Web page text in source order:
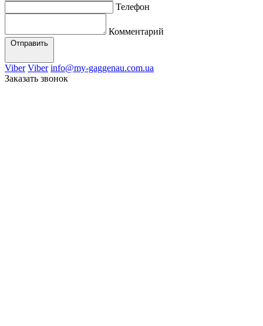
Телефон
Комментарий
Отправить
Viber Viber info@my-gaggenau.com.ua
Заказать звонок